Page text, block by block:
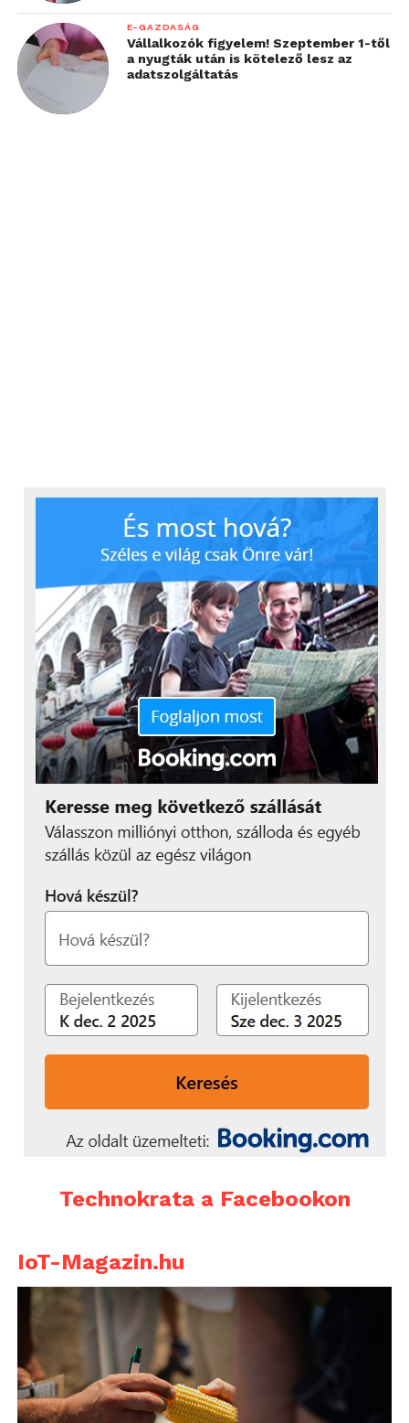
E-GAZDASÁG
Vállalkozók figyelem! Szeptember 1-től
a nyugták után is kötelező lesz az
adatszolgáltatás
Technokrata a Facebookon
IoT-Magazin.hu